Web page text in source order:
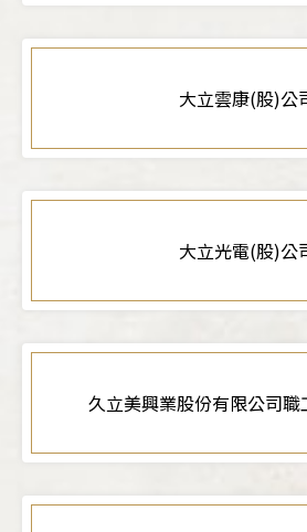
大立雲康(股)公
大立光電(股)公
久立美興業股份有限公司